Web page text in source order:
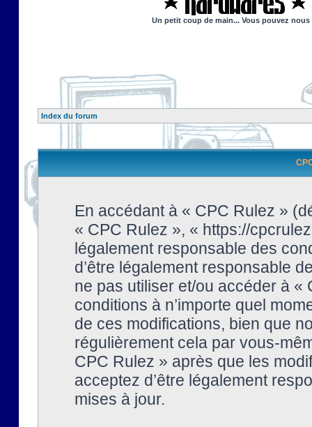
Un petit coup de main... Vous pouvez
Index du forum
En accédant à « CPC Rulez »
« CPC Rulez », « https://
légalement responsable des
d’être légalement responsable
ne pas utiliser et/ou accéder à
conditions à n’importe quel
de ces modifications, bien que
régulièrement cela par vous-
CPC Rulez » après que les
acceptez d’être légalement
mises à jour.